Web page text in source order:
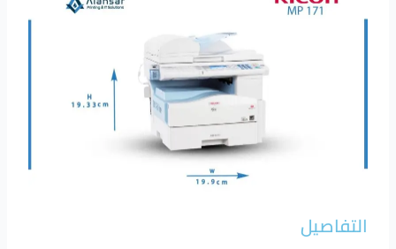
التفاصيل